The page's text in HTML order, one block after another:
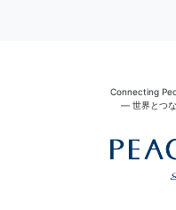
Connecting
― 世界とつ